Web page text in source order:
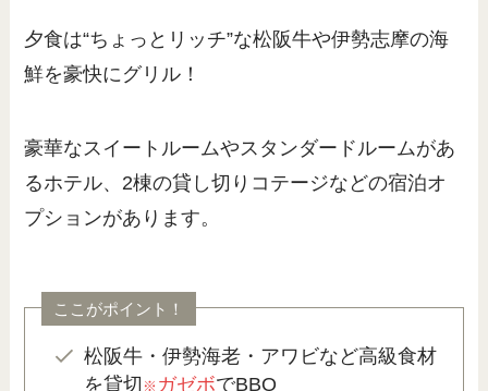
夕食は“ちょっとリッチ”な松阪牛や伊勢志摩の海
鮮を豪快にグリル！
豪華なスイートルームやスタンダードルームがあ
るホテル、2棟の貸し切りコテージなどの宿泊オ
プションがあります。
ここがポイント！
松阪牛・伊勢海老・アワビなど高級食材
を貸切 ※ ガゼボでBBQ